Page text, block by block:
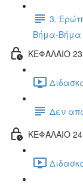
3.
Βήμα-Βήμα
ΚΕΦΑΛΑΙΟ
Δεν
ΚΕΦΑΛΑΙΟ